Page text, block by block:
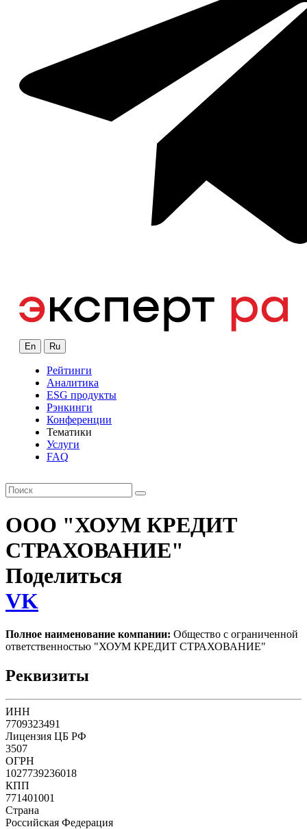
En Ru
Рейтинги
Аналитика
ESG продукты
Рэнкинги
Конференции
Тематики
Услуги
FAQ
ООО "ХОУМ КРЕДИТ
СТРАХОВАНИЕ"
Поделиться
VK
Полное наименование компании: Общество с ограниченной
ответственностью "ХОУМ КРЕДИТ СТРАХОВАНИЕ"
Реквизиты
ИНН
7709323491
Лицензия ЦБ РФ
3507
ОГРН
1027739236018
КПП
771401001
Страна
Российская Федерация